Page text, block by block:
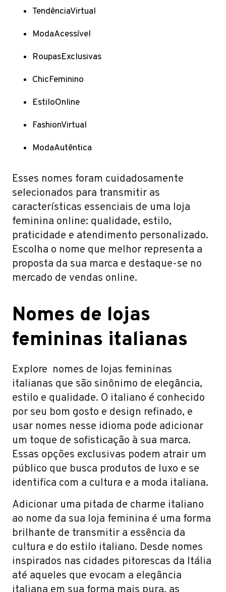
TendênciaVirtual
ModaAcessível
RoupasExclusivas
ChicFeminino
EstiloOnline
FashionVirtual
ModaAutêntica
Esses nomes foram cuidadosamente
selecionados para transmitir as
características essenciais de uma loja
feminina online: qualidade, estilo,
praticidade e atendimento personalizado.
Escolha o nome que melhor representa a
proposta da sua marca e destaque-se no
mercado de vendas online.
Nomes de lojas
femininas italianas
Explore nomes de lojas femininas
italianas que são sinônimo de elegância,
estilo e qualidade. O italiano é conhecido
por seu bom gosto e design refinado, e
usar nomes nesse idioma pode adicionar
um toque de sofisticação à sua marca.
Essas opções exclusivas podem atrair um
público que busca produtos de luxo e se
identifica com a cultura e a moda italiana.
Adicionar uma pitada de charme italiano
ao nome da sua loja feminina é uma forma
brilhante de transmitir a essência da
cultura e do estilo italiano. Desde nomes
inspirados nas cidades pitorescas da Itália
até aqueles que evocam a elegância